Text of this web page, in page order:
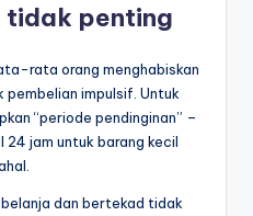
tidak penting
rata orang menghabiskan
pembelian impulsif. Untuk
“periode pendinginan” –
24 jam untuk barang kecil
dan bertekad tidak